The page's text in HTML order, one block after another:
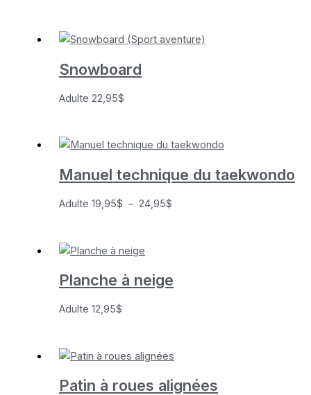
Snowboard
Adulte22,95$
Manuel technique du taekwondo
Adulte19,95$ – 24,95$
24,95$
Planche à neige
Adulte12,95$
Patin à roues alignées